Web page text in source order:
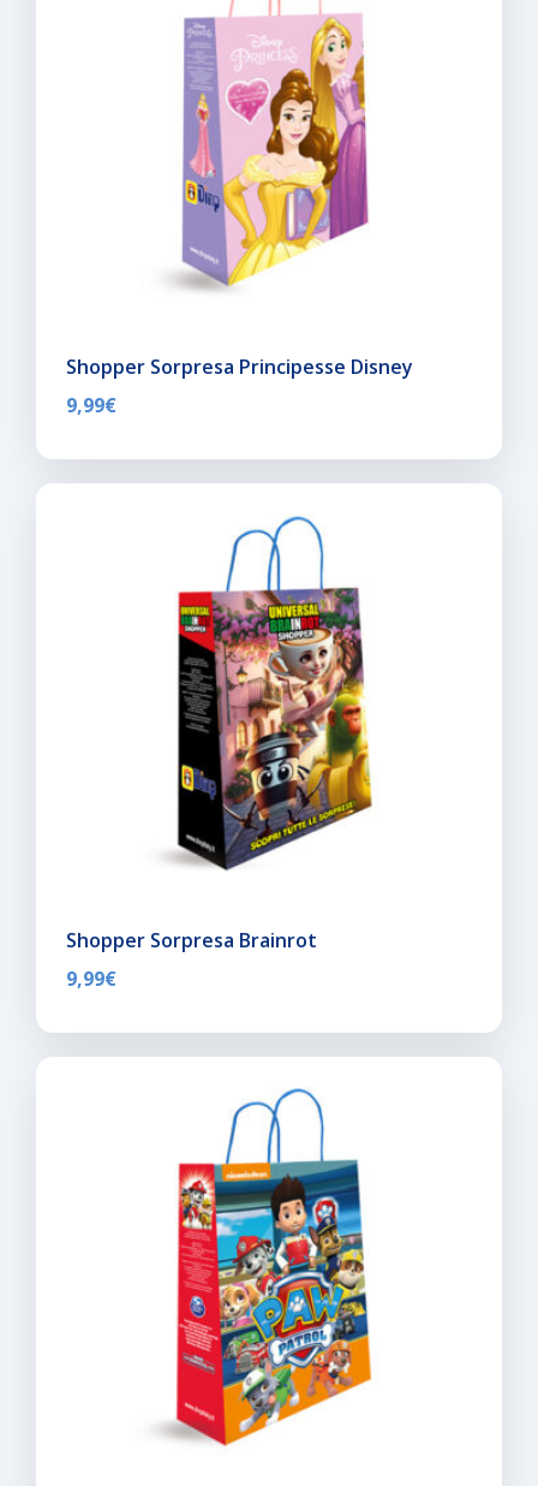
Shopper Sorpresa Principesse Disney
9,99€
Shopper Sorpresa Brainrot
9,99€